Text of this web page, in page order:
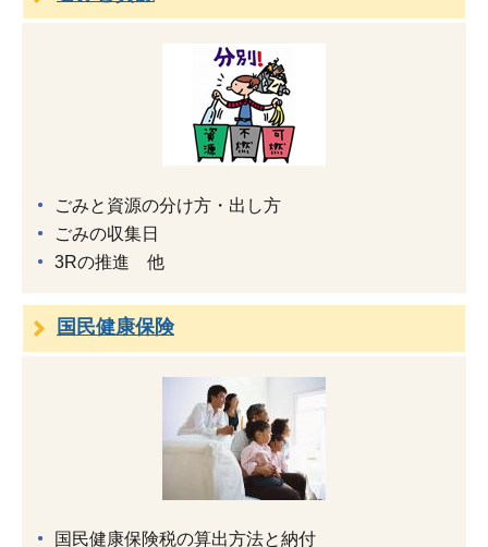
ごみと資源の分け方・出し方
ごみの収集日
3Rの推進 他
国民健康保険
国民健康保険税の算出方法と納付